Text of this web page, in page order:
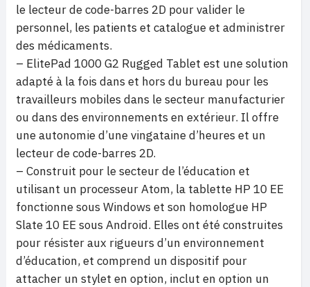
le lecteur de code-barres 2D pour valider le
personnel, les patients et catalogue et administrer
des médicaments.
– ElitePad 1000 G2 Rugged Tablet est une solution
adapté à la fois dans et hors du bureau pour les
travailleurs mobiles dans le secteur manufacturier
ou dans des environnements en extérieur. Il offre
une autonomie d’une vingataine d’heures et un
lecteur de code-barres 2D.
– Construit pour le secteur de l’éducation et
utilisant un processeur Atom, la tablette HP 10 EE
fonctionne sous Windows et son homologue HP
Slate 10 EE sous Android. Elles ont été construites
pour résister aux rigueurs d’un environnement
d’éducation, et comprend un dispositif pour
attacher un stylet en option, inclut en option un